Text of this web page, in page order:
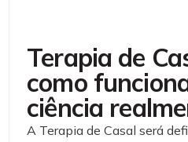
Terapia de
como
ciência
A Terapia de Casal será